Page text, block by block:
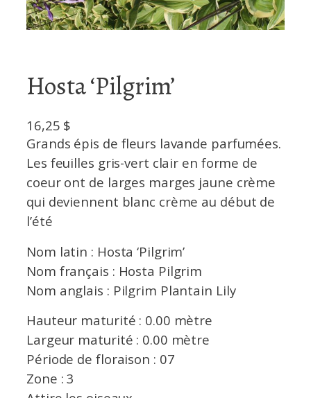
Hosta ‘Pilgrim’
16,25 $
Grands épis de fleurs lavande parfumées.
Les feuilles gris-vert clair en forme de
coeur ont de larges marges jaune crème
qui deviennent blanc crème au début de
l’été
Nom latin : Hosta ‘Pilgrim’
Nom français : Hosta Pilgrim
Nom anglais : Pilgrim Plantain Lily
Hauteur maturité : 0.00 mètre
Largeur maturité : 0.00 mètre
Période de floraison : 07
Zone : 3